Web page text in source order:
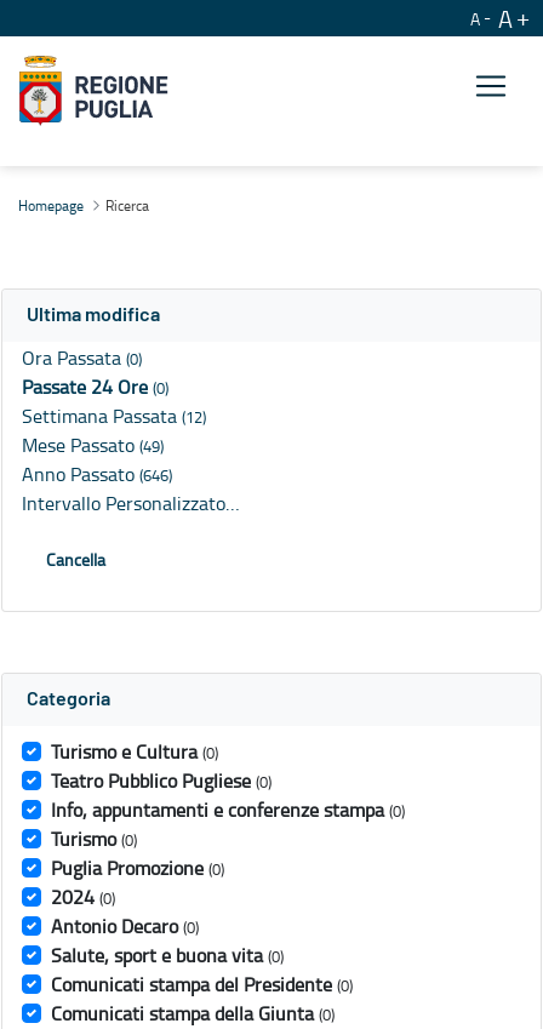
A A
Homepage Ricerca
Ultima modifica
Ora Passata (0)
Passate 24 Ore (0)
Settimana Passata (12)
Mese Passato (49)
Anno Passato (646)
Intervallo Personalizzato…
Cancella
Categoria
Turismo e Cultura (0)
Teatro Pubblico Pugliese (0)
Info, appuntamenti e conferenze stampa (0)
Turismo (0)
Puglia Promozione (0)
2024 (0)
Antonio Decaro (0)
Salute, sport e buona vita (0)
Comunicati stampa del Presidente (0)
Comunicati stampa della Giunta (0)